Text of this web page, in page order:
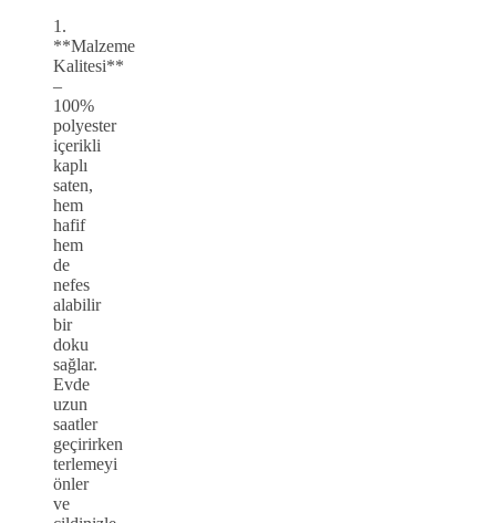
1.
**Malzeme
Kalitesi**
–
100%
polyester
içerikli
kaplı
saten,
hem
hafif
hem
de
nefes
alabilir
bir
doku
sağlar.
Evde
uzun
saatler
geçirirken
terlemeyi
önler
ve